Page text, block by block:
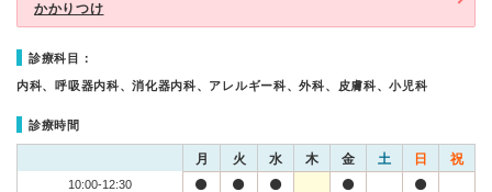
かかりつけ
診療科目：
内科、呼吸器内科、消化器内科、アレルギー科、外科、皮膚科、小児科
診療時間
月 火 水 木 金 土 日 祝
10:00-12:30